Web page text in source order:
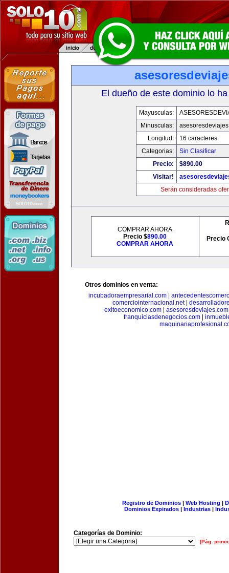
El dueño de este dominio lo
Mayusculas:
Minusculas:
Longitud:
16 caracteres
Categorias:
Sin Clasificar
Precio:
$890.00
Visitar!
Serán consideradas
COMPRAR AHORA
Precio $890.00
COMPRAR AHORA
Precio
Otros dominios en venta:
incubadoraempresarial.com
comerciointernacional.net|
exitoeconomico.com| asesoresdeviajes.com
franquiciasdenegocios.com|
Registro de Dominios| Web Hosting |
Dominios Expirados | Industrias |
Categorías de Dominio:
[Pág.